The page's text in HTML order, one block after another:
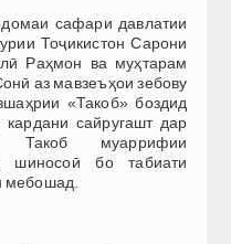
сафари давлатии
Тоҷикистон Сарони
Раҳмон ва муҳтарам
аз мавзеъҳои зебову
«Такоб» боздид
сайругашт дар
Такоб муаррифии
шиносоӣ бо табиати
мебошад.